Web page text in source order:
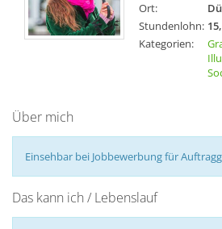
Ort:
Stundenlohn:
Kategorien:
Über mich
Einsehbar bei Jobbewerbung für
Das kann ich / Lebenslauf